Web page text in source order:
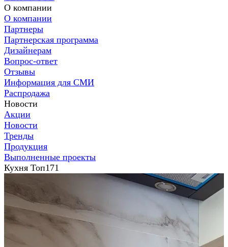
О компании
О компании
Партнеры
Партнерская программа
Дизайнерам
Вопрос-ответ
Отзывы
Информация для СМИ
Распродажа
Новости
Акции
Новости
Тренды
Продукция
Выполненные проекты
Кухня Топ171